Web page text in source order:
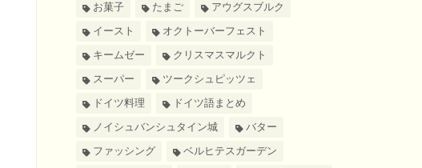
お菓子
たまご
アウグスブルク
イースト
オクトーバーフェスト
キームゼー
クリスマスマルクト
スーパー
ツークシュピッツェ
ドイツ料理
ドイツ語まとめ
ノイシュバンシュタイン城
バター
ファッシング
ベルヒテスガーデン